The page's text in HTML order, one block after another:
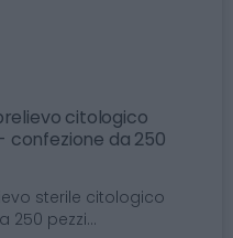
citologico
confezione da 250
sterile citologico
250 pezzi...